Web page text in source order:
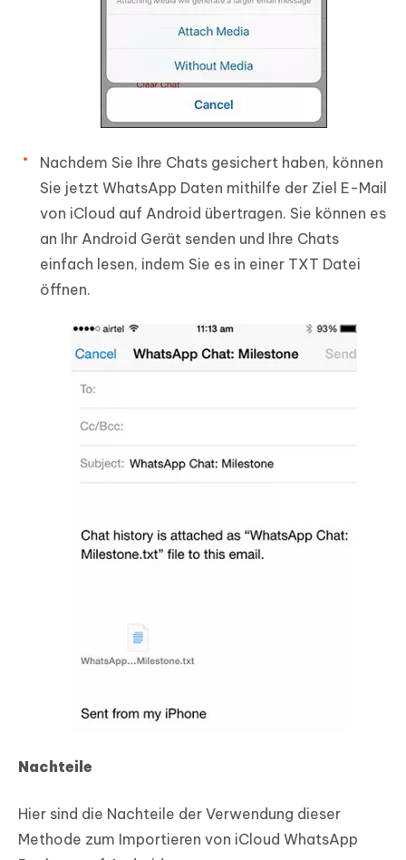
Nachdem Sie Ihre Chats gesichert haben, können
Sie jetzt WhatsApp Daten mithilfe der Ziel E-Mail
von iCloud auf Android übertragen. Sie können es
an Ihr Android Gerät senden und Ihre Chats
einfach lesen, indem Sie es in einer TXT Datei
öffnen.
Nachteile
Hier sind die Nachteile der Verwendung dieser
Methode zum Importieren von iCloud WhatsApp